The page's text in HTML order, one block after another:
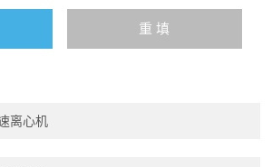
离心机